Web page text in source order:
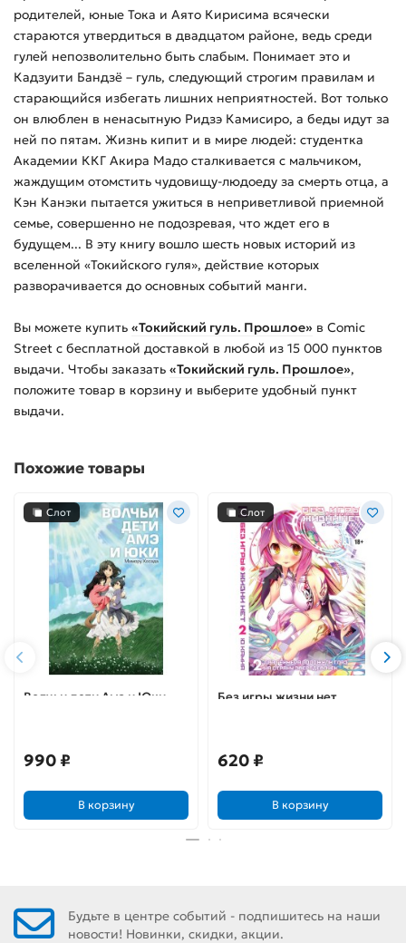
родителей, юные Тока и Аято Кирисима всячески
стараются утвердиться в двадцатом районе, ведь среди
гулей непозволительно быть слабым. Понимает это и
Кадзуити Бандзё – гуль, следующий строгим правилам и
старающийся избегать лишних неприятностей. Вот только
он влюблен в ненасытную Ридзэ Камисиро, а беды идут за
ней по пятам. Жизнь кипит и в мире людей: студентка
Академии ККГ Акира Мадо сталкивается с мальчиком,
жаждущим отомстить чудовищу-людоеду за смерть отца, а
Кэн Канэки пытается ужиться в неприветливой приемной
семье, совершенно не подозревая, что ждет его в
будущем... В эту книгу вошло шесть новых историй из
вселенной «Токийского гуля», действие которых
разворачивается до основных событий манги.
Вы можете купить «Токийский гуль. Прошлое» в Comic
Street с бесплатной доставкой в любой из 15 000 пунктов
выдачи. Чтобы заказать «Токийский гуль. Прошлое»,
положите товар в корзину и выберите удобный пункт
выдачи.
Похожие товары
Слот
Волчьи дети Амэ и Юки
990 ₽
В корзину
Слот
Без игры жизни нет.
620 ₽
В корзину
Будьте в центре событий - подпишитесь на наши
новости! Новинки, скидки, акции.